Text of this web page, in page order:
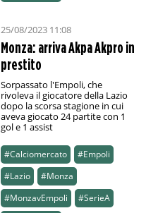
25/08/2023 11:08
Monza: arriva Akpa Akpro in
prestito
Sorpassato l'Empoli, che
rivoleva il giocatore della Lazio
dopo la scorsa stagione in cui
aveva giocato 24 partite con 1
gol e 1 assist
#Calciomercato
#Empoli
#Lazio
#Monza
#MonzavEmpoli
#SerieA